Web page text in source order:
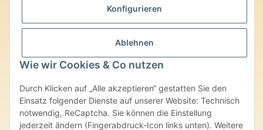
Konfigurieren
Ablehnen
Wie wir Cookies & Co nutzen
Durch Klicken auf „Alle akzeptieren“ gestatten Sie den
Einsatz folgender Dienste auf unserer Website: Technisch
notwendig, ReCaptcha. Sie können die Einstellung
jederzeit ändern (Fingerabdruck-Icon links unten). Weitere
besondere Kräfte und Eigenschaften zugeordnet. Wir weisen
ausdrücklich darauf hin, dass alle gemachten Aussagen bzgl.
heilender Wirkungen (körperlich-seelisch-mental-geistig) einzelner
überlassenen Unterlagen bisher weder medizinisch anerkannt oder
wissenschaftlich nachweisbar sind. Die gemachten Angaben
beruhen ausschließlich auf Überlieferungen und langjähriger
Erfahrung. Unsere Produkte ersetzen nie den Besuch beim Arzt